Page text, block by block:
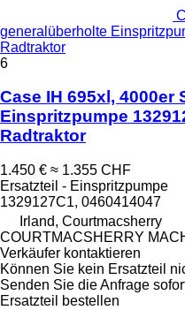
generalüberholte
Radtraktor
6
Case IH 695xl, 4000er
Einspritzpumpe
Radtraktor
1.450 € ≈ 1.355 CHF
Ersatzteil - Einspritzpumpe
1329127C1, 0460414047
Irland, Courtmacsherry
COURTMACSHERRY
Verkäufer kontaktieren
Können Sie kein Ersatzteil
Senden Sie die Anfrage
Ersatzteil bestellen